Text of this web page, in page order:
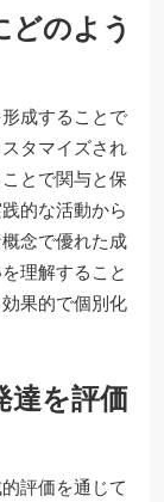
どのよう
成することで
タマイズされ
とで関与と保
的な活動から
念で優れた成
理解すること
果的で個別化
達を評価
評価を通じて